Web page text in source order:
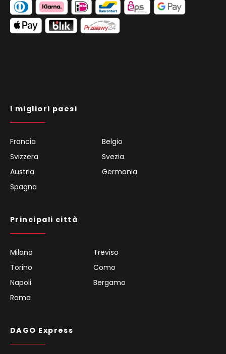
I migliori paesi
Francia
Belgio
Svizzera
Svezia
Austria
Germania
Spagna
Principali città
Milano
Treviso
Torino
Como
Napoli
Bergamo
Roma
DAGO Express